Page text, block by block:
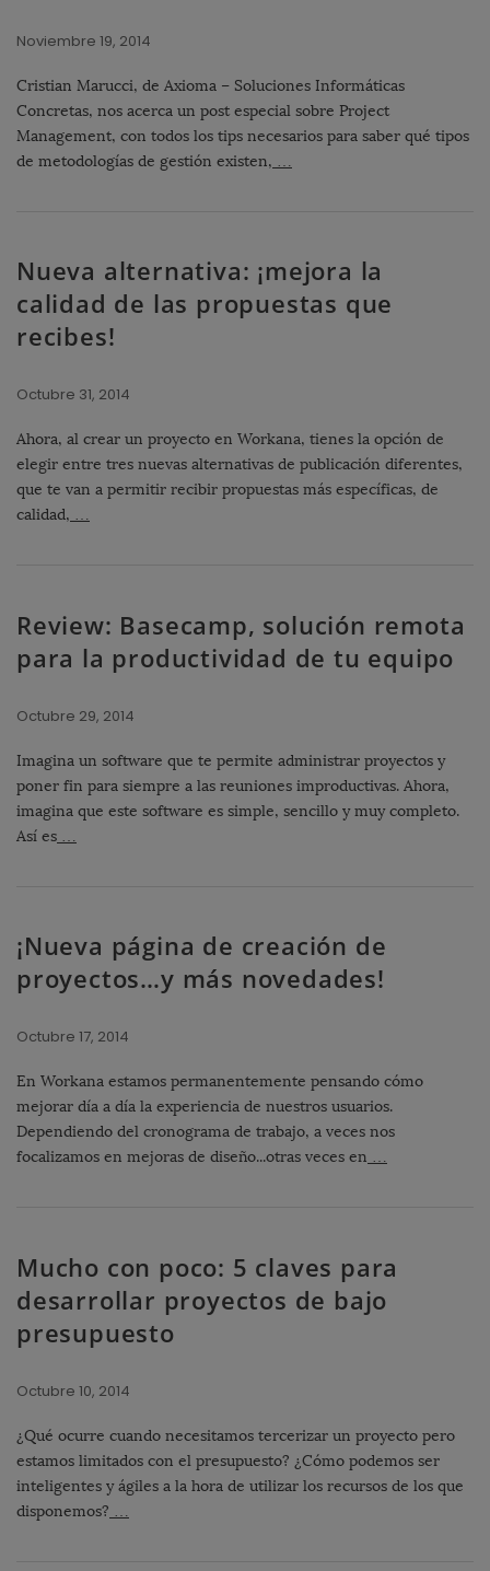
Noviembre 19, 2014
Cristian Marucci, de Axioma – Soluciones Informáticas
Concretas, nos acerca un post especial sobre Project
Management, con todos los tips necesarios para saber qué tipos
de metodologías de gestión existen, …
Nueva alternativa: ¡mejora la
calidad de las propuestas que
recibes!
Octubre 31, 2014
Ahora, al crear un proyecto en Workana, tienes la opción de
elegir entre tres nuevas alternativas de publicación diferentes,
que te van a permitir recibir propuestas más específicas, de
calidad, …
Review: Basecamp, solución remota
para la productividad de tu equipo
Octubre 29, 2014
Imagina un software que te permite administrar proyectos y
poner fin para siempre a las reuniones improductivas. Ahora,
imagina que este software es simple, sencillo y muy completo.
Así es …
¡Nueva página de creación de
proyectos…y más novedades!
Octubre 17, 2014
En Workana estamos permanentemente pensando cómo
mejorar día a día la experiencia de nuestros usuarios.
Dependiendo del cronograma de trabajo, a veces nos
focalizamos en mejoras de diseño...otras veces en …
Mucho con poco: 5 claves para
desarrollar proyectos de bajo
presupuesto
Octubre 10, 2014
¿Qué ocurre cuando necesitamos tercerizar un proyecto pero
estamos limitados con el presupuesto? ¿Cómo podemos ser
inteligentes y ágiles a la hora de utilizar los recursos de los que
disponemos? …